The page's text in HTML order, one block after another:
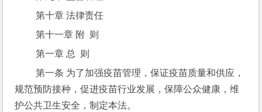
第十章 法律责任
第十一章 附  则
第一章 总  则
第一条 为了加强疫苗管理，保证疫苗质量和供应，
规范预防接种，促进疫苗行业发展，保障公众健康，维
护公共卫生安全，制定本法。